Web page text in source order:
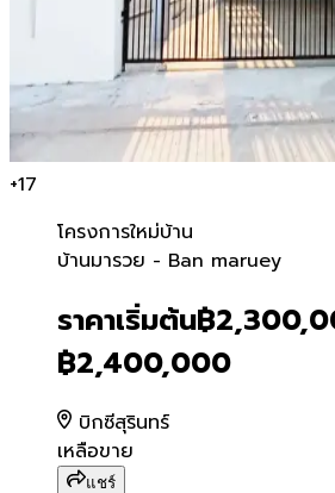
+17
โครงการใหม่บ้าน
บ้านมารวย -
บ้านมารวย - Ban maruey
ราคาเริ่มต้น฿
฿2,400,000
บิกซีสุรินทร์
เหลือขาย
แชร์